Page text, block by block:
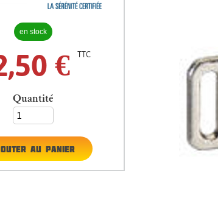
en stock
€ TTC
Quantité